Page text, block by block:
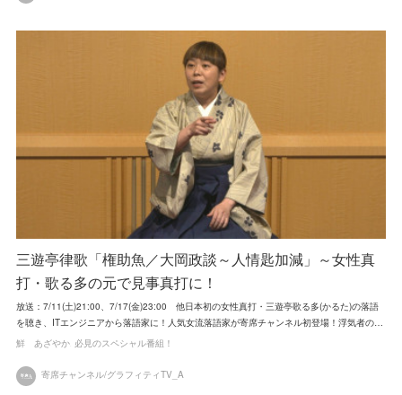
三遊亭律歌「権助魚／大岡政談～人情匙加減」～女性真
打・歌る多の元で見事真打に！
放送：7/11(土)21:00、7/17(金)23:00 他日本初の女性真打・三遊亭歌る多(かるた)の落語
を聴き、ITエンジニアから落語家に！人気女流落語家が寄席チャンネル初登場！浮気者の…
鮮 あざやか 必見のスペシャル番組！
寄席チャンネル/グラフィティTV_A